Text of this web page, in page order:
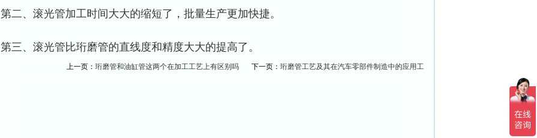
第二、滚光管加工时间大大的缩短了，批量生产更加快捷。
第三、滚光管比珩磨管的直线度和精度大大的提高了。
上一页： 珩磨管和油缸管这两个在加工工艺上有区别吗下一页： 珩磨管工艺及其在汽车零部件制造中的应用工